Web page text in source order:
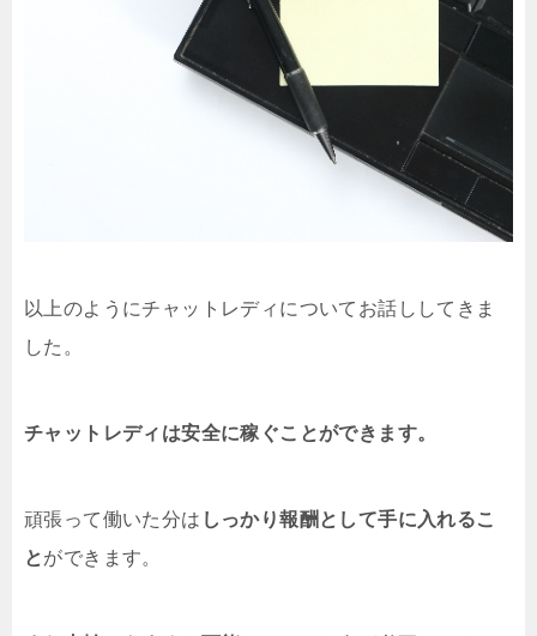
以上のようにチャットレディについてお話ししてきま
した。
チャットレディは安全に稼ぐことができます。
頑張って働いた分は しっかり報酬として手に入れるこ
とができます。